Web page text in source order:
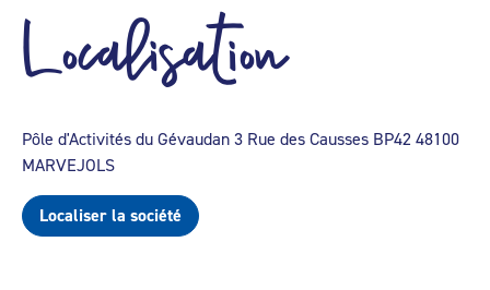
Localisation
Pôle d'Activités du Gévaudan 3 Rue des Causses BP42 48100
MARVEJOLS
Localiser la société